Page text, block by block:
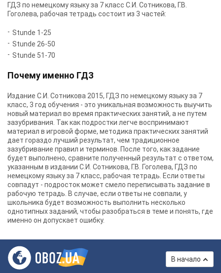
ГДЗ по немецкому языку за 7 класс С.И. Сотникова, Г.В.
Гоголева, рабочая тетрадь состоит из 3 частей:
Stunde 1-25
Stunde 26-50
Stunde 51-70
Почему именно ГДЗ
Издание С.И. Сотникова 2015, ГДЗ по немецкому языку за 7
класс, 3 год обучения - это уникальная возможность выучить
новый материал во время практических занятий, а не путем
зазубривания. Так как подростки легче воспринимают
материал в игровой форме, методика практических занятий
дает гораздо лучший результат, чем традиционное
зазубривание правил и терминов. После того, как задание
будет выполнено, сравните полученный результат с ответом,
указанным в издании С.И. Сотникова, Г.В. Гоголева, ГДЗ по
немецкому языку за 7 класс, рабочая тетрадь. Если ответы
совпадут - подросток может смело переписывать задание в
рабочую тетрадь. В случае, если ответы не совпали, у
школьника будет возможность выполнить несколько
однотипных заданий, чтобы разобраться в теме и понять, где
именно он допускает ошибку.
В начало